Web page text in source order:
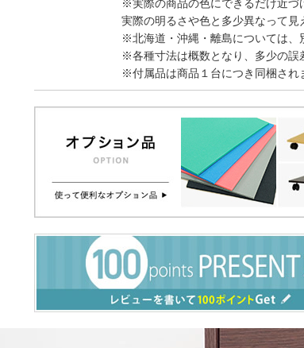
※実際の商品の色にできるだけ近づ
実際の明るさや色と多少異なって見
※北海道・沖縄・離島については、
※各種寸法は概数となり、多少の誤
※付属品は商品１台につき同梱され